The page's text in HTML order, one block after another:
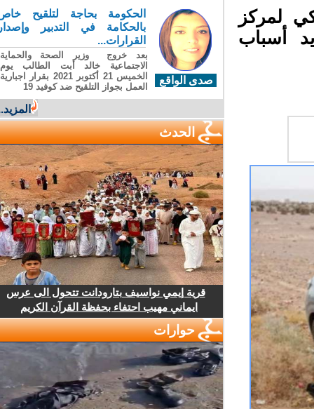
لمركز
أسباب
صدى الواقع
الحكومة بحاجة لتلقيح خاص
بالحكامة في التدبير وإصدار
القرارات...
بعد خروج وزير الصحة والحماية
الاجتماعية خالد أبت الطالب يوم
الخميس 21 أكتوبر 2021 بقرار اجبارية
العمل بجواز التلقيح ضد كوفيد 19
المزيد...
الحدث
قرية إيمي نواسيف بتارودانت تتحول الى عرس
ايماني مهيب احتفاء بحفظة القرآن الكريم
حوارات